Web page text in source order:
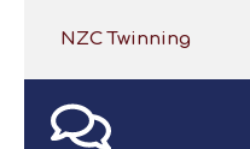
NZC Twinning